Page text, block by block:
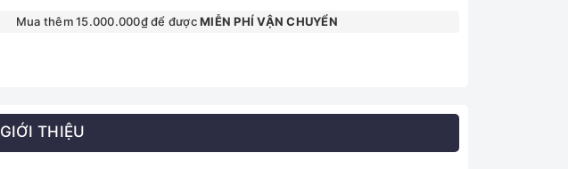
Mua thêm 15.000.000₫ để đượcMIỄN PHÍ VẬN CHUYỂN
GIỚI THIỆU